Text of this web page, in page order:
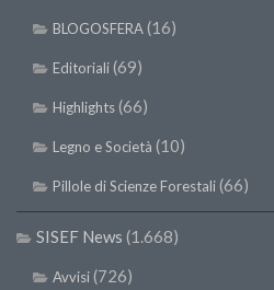
BLOGOSFERA(16)
Editoriali(69)
Highlights(66)
Legno e Società (10)
Pillole di Scienze Forestali(66)
SISEF News (1.668)
Avvisi(726)